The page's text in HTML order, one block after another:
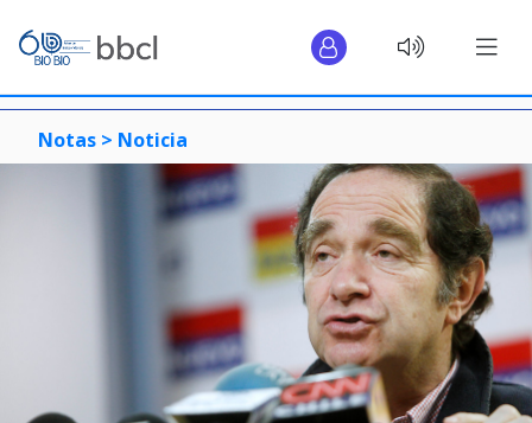
Notas > Noticia